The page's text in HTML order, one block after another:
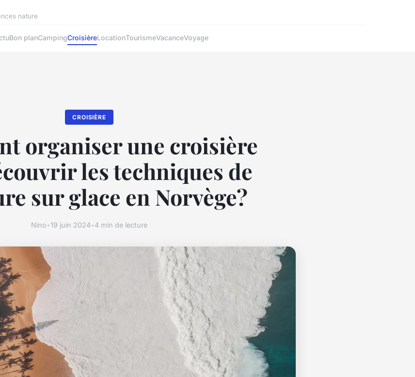
nature
Bon planCampingCroisièreLocationTourismeVacanceVoyage
CROISIÈRE
organiser une croisière
les techniques de
sur glace en Norvège?
Nino•19 juin 2024•4 min de lecture